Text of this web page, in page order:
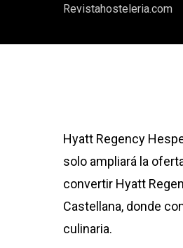
Revistahosteleria.com
Hyatt Regency
solo ampliará la
convertir Hyatt
Castellana, donde
culinaria.